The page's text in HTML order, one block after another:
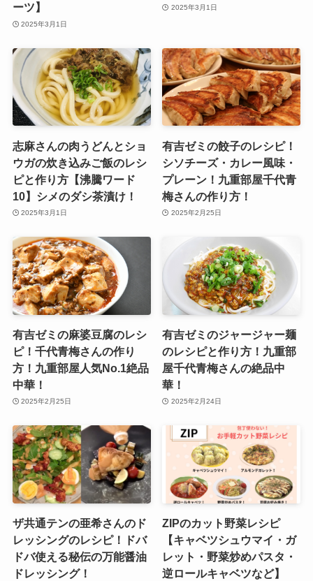
ーツ】
2025年3月1日
2025年3月1日
志麻さんの肉うどんとショ
ウガの炊き込みご飯のレシ
ピと作り方【沸騰ワード
10】シメのダシ茶漬け！
2025年3月1日
有吉ゼミの餃子のレシピ！
シソチーズ・カレー風味・
プレーン！九重部屋千代青
梅さんの作り方！
2025年2月25日
有吉ゼミの麻婆豆腐のレシ
ピ！千代青梅さんの作り
方！九重部屋人気No.1絶品
中華！
2025年2月25日
有吉ゼミのジャージャー麺
のレシピと作り方！九重部
屋千代青梅さんの絶品中
華！
2025年2月24日
ザ共通テンの亜希さんのド
レッシングのレシピ！ドバ
ドバ使える秘伝の万能醤油
ドレッシング！
ZIPのカット野菜レシピ
【キャベツシュウマイ・ガ
レット・野菜炒めパスタ・
逆ロールキャベツなど】